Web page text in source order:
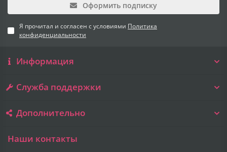
Оформить подписку
Я прочитал и согласен с условиями Политика
конфиденциальности
Информация
Служба поддержки
Дополнительно
Наши контакты